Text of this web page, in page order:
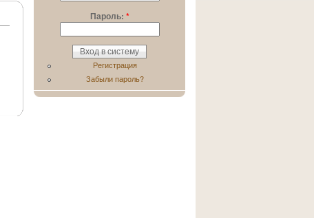
Пароль: *
Регистрация
Забыли пароль?